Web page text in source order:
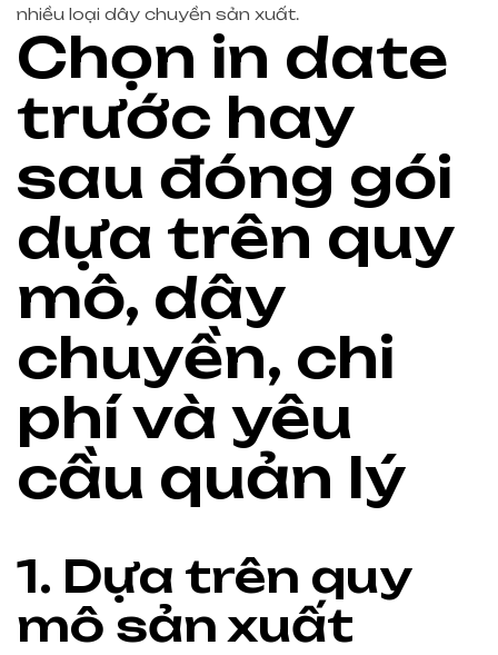
nhiều loại dây chuyền sản xuất.
Chọn in date
trước hay
sau đóng gói
dựa trên quy
mô, dây
chuyền, chi
phí và yêu
cầu quản lý
1. Dựa trên quy
mô sản xuất